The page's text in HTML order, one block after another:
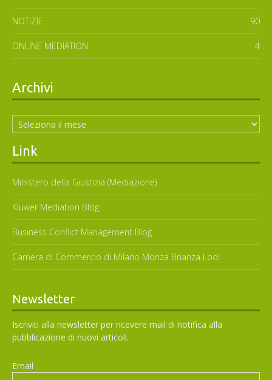
NOTIZIE 90
ONLINE MEDIATION 4
Archivi
Archivi
Link
Ministero della Giustizia (Mediazione)
Kluwer Mediation Blog
Business Conflict Management Blog
Camera di Commercio di Milano Monza Brianza Lodi
Newsletter
Iscriviti alla newsletter per ricevere mail di notifica alla
pubblicazione di nuovi articoli.
Email